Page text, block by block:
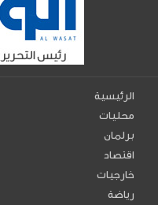
الرئيسية
محليات
برلمان
اقتصاد
خارجيات
رياضة